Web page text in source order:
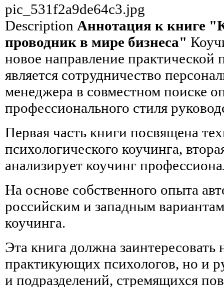
pic_531f2a9de64c3.jpg
Description Аннотация к книге
проводник в мире бизнеса"
новое направление практической
является сотрудничество
менеджера в совместном поиске
профессионального стиля
Первая часть книги посвящена
психологического коучинга,
анализирует коучинг
На основе собственного опыта
российским и западным
коучинга.
Эта книга должна заинтересовать
практикующих психологов, но и
и подразделений, стремящихся